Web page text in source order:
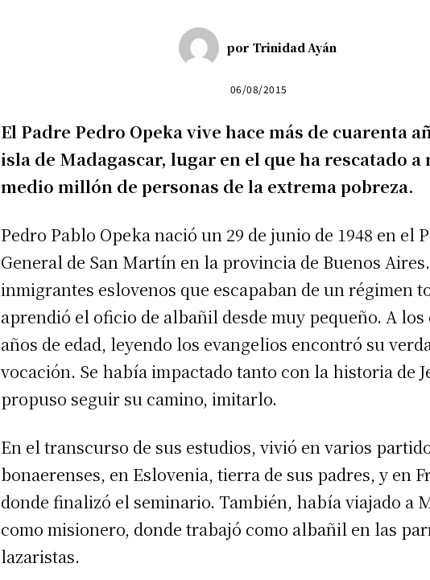
por Trinidad Ayán
06/08/2015
El Padre Pedro Opeka vive hace más de cuarenta
isla de Madagascar, lugar en el que ha rescatado a
medio millón de personas de la extrema pobreza.
Pedro Pablo Opeka nació un 29 de junio de 1948 en el
General de San Martín en la provincia de Buenos
inmigrantes eslovenos que escapaban de un régimen
aprendió el oficio de albañil desde muy pequeño. A los
años de edad, leyendo los evangelios encontró su
vocación. Se había impactado tanto con la historia de
propuso seguir su camino, imitarlo.
En el transcurso de sus estudios, vivió en varios
bonaerenses, en Eslovenia, tierra de sus padres, y en
donde finalizó el seminario. También, había viajado a
como misionero, donde trabajó como albañil en las
lazaristas.